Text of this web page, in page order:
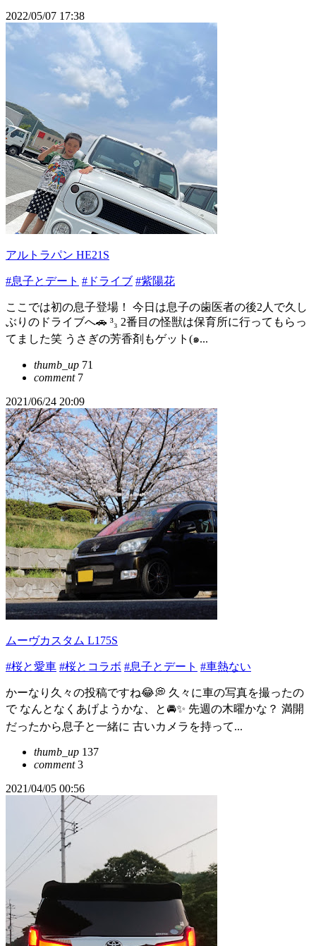
2022/05/07 17:38
アルトラパン HE21S
#息子とデート #ドライブ #紫陽花
ここでは初の息子登場！ 今日は息子の歯医者の後2人で久し
ぶりのドライブへ🚗 ³₃ 2番目の怪獣は保育所に行ってもらっ
てました笑 うさぎの芳香剤もゲット(๑...
thumb_up 71
comment7
2021/06/24 20:09
ムーヴカスタム L175S
#桜と愛車 #桜とコラボ #息子とデート #車熱ない
かーなり久々の投稿ですね😂💭 久々に車の写真を撮ったの
で なんとなくあげようかな、と🚘✨ 先週の木曜かな？ 満開
だったから息子と一緒に 古いカメラを持って...
thumb_up 137
comment3
2021/04/05 00:56